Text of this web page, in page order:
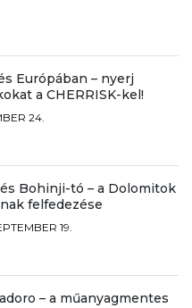
Európában – nyerj
a CHERRISK-kel!
24.
Bohinji-tó – a Dolomitok
felfedezése
19.
– a műanyagmentes